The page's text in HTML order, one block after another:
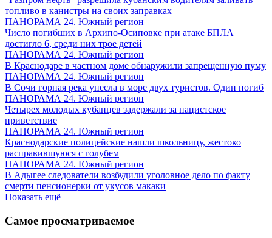
топливо в канистры на своих заправках
ПАНОРАМА 24. Южный регион
Число погибших в Архипо-Осиповке при атаке БПЛА
достигло 6, среди них трое детей
ПАНОРАМА 24. Южный регион
В Краснодаре в частном доме обнаружили запрещенную пуму
ПАНОРАМА 24. Южный регион
В Сочи горная река унесла в море двух туристов. Один погиб
ПАНОРАМА 24. Южный регион
Четырех молодых кубанцев задержали за нацистское
приветствие
ПАНОРАМА 24. Южный регион
Краснодарские полицейские нашли школьницу, жестоко
расправившуюся с голубем
ПАНОРАМА 24. Южный регион
В Адыгее следователи возбудили уголовное дело по факту
смерти пенсионерки от укусов макаки
Показать ещё
Самое просматриваемое